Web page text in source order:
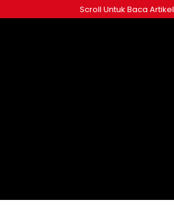
ke
Scroll Untuk Baca Artikel